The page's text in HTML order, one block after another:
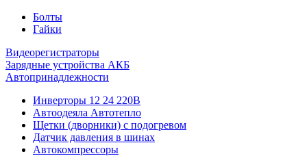
Болты
Гайки
Видеорегистраторы
Зарядные устройства АКБ
Автопринадлежности
Инверторы 12 24 220В
Автоодеяла Автотепло
Щетки (дворники) с подогревом
Датчик давления в шинах
Автокомпрессоры